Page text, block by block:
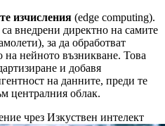
изчисления (edge computing).
внедрени директно на самите
за да обработват
нейното възникване. Това
и добавя
на данните, преди те
централния облак.
чрез Изкуствен интелект